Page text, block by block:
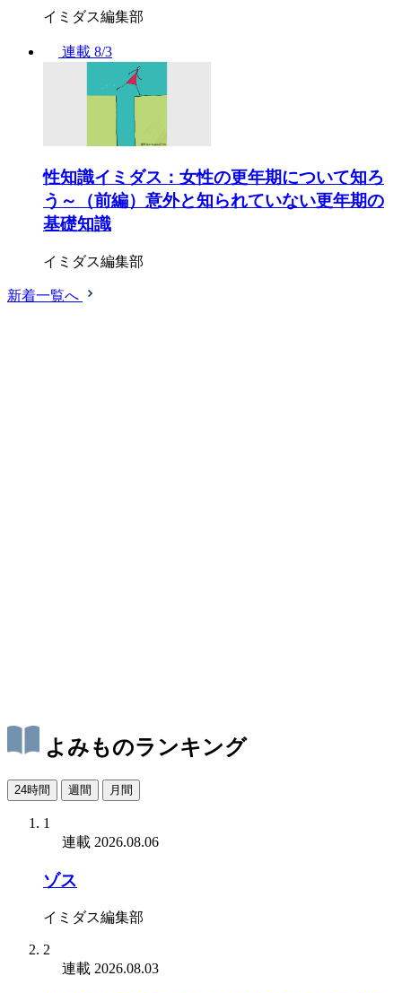
イミダス編集部
連載 8/3
性知識イミダス：女性の更年期について知ろ
う～（前編）意外と知られていない更年期の
基礎知識
イミダス編集部
新着一覧へ
よみものランキング
24時間 週間 月間
1
連載 2026.08.06
ゾス
イミダス編集部
2
連載 2026.08.03